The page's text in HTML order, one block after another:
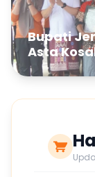
Bupati
Asta